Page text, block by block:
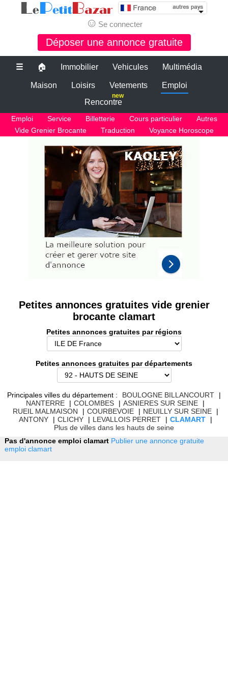
☺ Se connecter
Déposer une annonce gratuite
☰ 🏠 Immobilier Vehicules Multimédia
Maison Loisirs Vetements
Emploi
Rencontre
new
Emploi Service Billetterie Cours particulier
Autres
Vide Grenier Brocante
Traduction Voyance Horoscope
Petites annonces gratuites vide grenier
brocante clamart
Petites annonces gratuites par régions
Petites annonces gratuites par départements
Principales villes du département : BOULOGNE BILLANCOURT
|
NANTERRE
| COLOMBES | ASNIERES SUR SEINE
|
RUEIL MALMAISON
| COURBEVOIE | NEUILLY SUR SEINE
|
ANTONY
| CLICHY | LEVALLOIS PERRET | CLAMART
|
Plus de villes dans les hauts de seine
Pas d'annonce emploi clamart Publier une annonce gratuite
emploi clamart